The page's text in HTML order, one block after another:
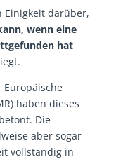
Einigkeit darüber,
wenn eine
hat
Europäische
haben dieses
Die
aber sogar
vollständig in